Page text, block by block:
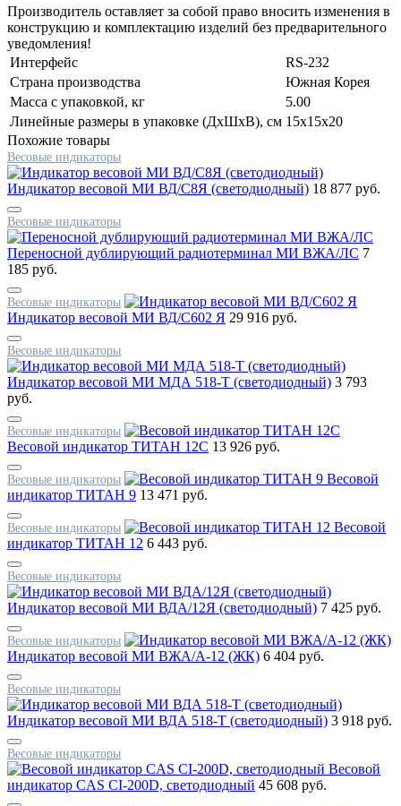
Производитель оставляет за собой право вносить изменения в
конструкцию и комплектацию изделий без предварительного
уведомления!
Интерфейс
RS-232
Страна производства
Южная Корея
Масса с упаковкой, кг
5.00
Линейные размеры в упаковке (ДxШxВ), см 15x15x20
Похожие товары
Весовые индикаторы
Индикатор весовой МИ ВД/С8Я (светодиодный) 18 877 руб.
Весовые индикаторы
Переносной дублирующий радиотерминал МИ ВЖА/ЛС 7
185 руб.
Весовые индикаторы
Индикатор весовой МИ ВД/С602 Я 29 916 руб.
Весовые индикаторы
Индикатор весовой МИ МДА 518-Т (светодиодный) 3 793
руб.
Весовые индикаторы
Весовой индикатор ТИТАН 12С 13 926 руб.
Весовые индикаторы
Весовой
индикатор ТИТАН 9 13 471 руб.
Весовые индикаторы
Весовой
индикатор ТИТАН 12 6 443 руб.
Весовые индикаторы
Индикатор весовой МИ ВДА/12Я (светодиодный) 7 425 руб.
Весовые индикаторы
Индикатор весовой МИ ВЖА/А-12 (ЖК) 6 404 руб.
Весовые индикаторы
Индикатор весовой МИ ВДА 518-Т (светодиодный) 3 918 руб.
Весовые индикаторы
Весовой
индикатор CAS CI-200D, светодиодный 45 608 руб.